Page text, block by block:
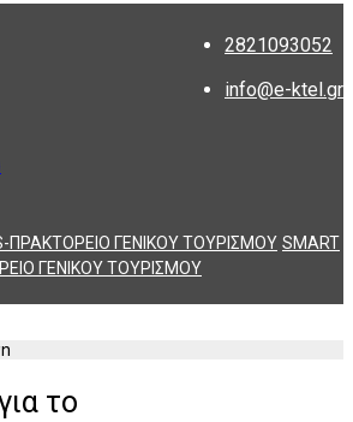
2821093052
info@e-ktel.gr
SMART
ΓΕΝΙΚΟΥ ΤΟΥΡΙΣΜΟΥ
το